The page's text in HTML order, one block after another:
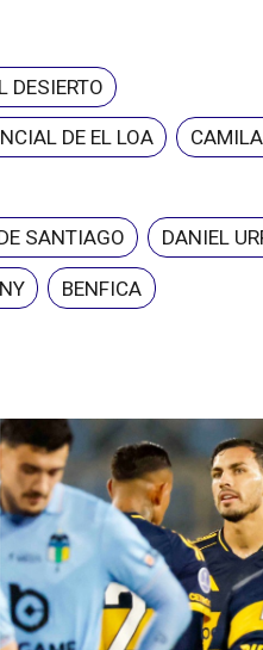
DESIERTO
DE EL LOA
SANTIAGO DANIEL
BENFICA